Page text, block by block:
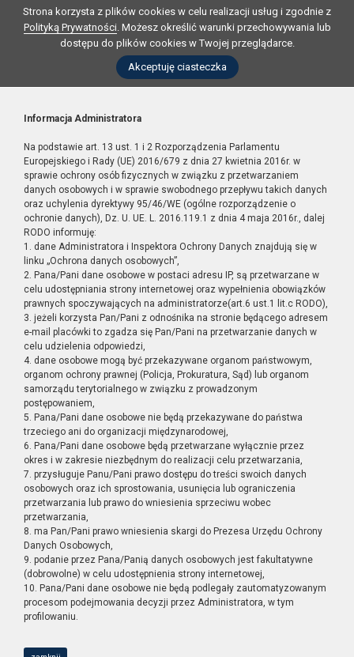
Strona korzysta z plików cookies w celu realizacji usług i zgodnie z
Polityką Prywatności. Możesz określić warunki przechowywania lub
dostępu do plików cookies w Twojej przeglądarce.
Akceptuję ciasteczka
Informacja Administratora
Na podstawie art. 13 ust. 1 i 2 Rozporządzenia Parlamentu
Europejskiego i Rady (UE) 2016/679 z dnia 27 kwietnia 2016r. w
sprawie ochrony osób fizycznych w związku z przetwarzaniem
danych osobowych i w sprawie swobodnego przepływu takich danych
oraz uchylenia dyrektywy 95/46/WE (ogólne rozporządzenie o
ochronie danych), Dz. U. UE. L. 2016.119.1 z dnia 4 maja 2016r., dalej
RODO informuję:
1. dane Administratora i Inspektora Ochrony Danych znajdują się w
linku „Ochrona danych osobowych”,
2. Pana/Pani dane osobowe w postaci adresu IP, są przetwarzane w
celu udostępniania strony internetowej oraz wypełnienia obowiązków
prawnych spoczywających na administratorze(art.6 ust.1 lit.c RODO),
3. jeżeli korzysta Pan/Pani z odnośnika na stronie będącego adresem
e-mail placówki to zgadza się Pan/Pani na przetwarzanie danych w
celu udzielenia odpowiedzi,
4. dane osobowe mogą być przekazywane organom państwowym,
organom ochrony prawnej (Policja, Prokuratura, Sąd) lub organom
samorządu terytorialnego w związku z prowadzonym
postępowaniem,
5. Pana/Pani dane osobowe nie będą przekazywane do państwa
trzeciego ani do organizacji międzynarodowej,
6. Pana/Pani dane osobowe będą przetwarzane wyłącznie przez
okres i w zakresie niezbędnym do realizacji celu przetwarzania,
7. przysługuje Panu/Pani prawo dostępu do treści swoich danych
osobowych oraz ich sprostowania, usunięcia lub ograniczenia
przetwarzania lub prawo do wniesienia sprzeciwu wobec
przetwarzania,
8. ma Pan/Pani prawo wniesienia skargi do Prezesa Urzędu Ochrony
Danych Osobowych,
9. podanie przez Pana/Panią danych osobowych jest fakultatywne
(dobrowolne) w celu udostępnienia strony internetowej,
10. Pana/Pani dane osobowe nie będą podlegały zautomatyzowanym
procesom podejmowania decyzji przez Administratora, w tym
profilowaniu.